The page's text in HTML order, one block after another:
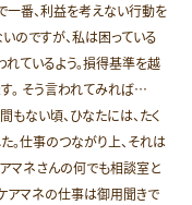
一番、利益を考えない行動を
のですが、私は困っている
ているよう。損得基準を越
。 そう言われてみれば…
もない頃、ひなたには、たく
。仕事のつながり上、それは
マネさんの何でも相談室と
アマネの仕事は御用聞きで